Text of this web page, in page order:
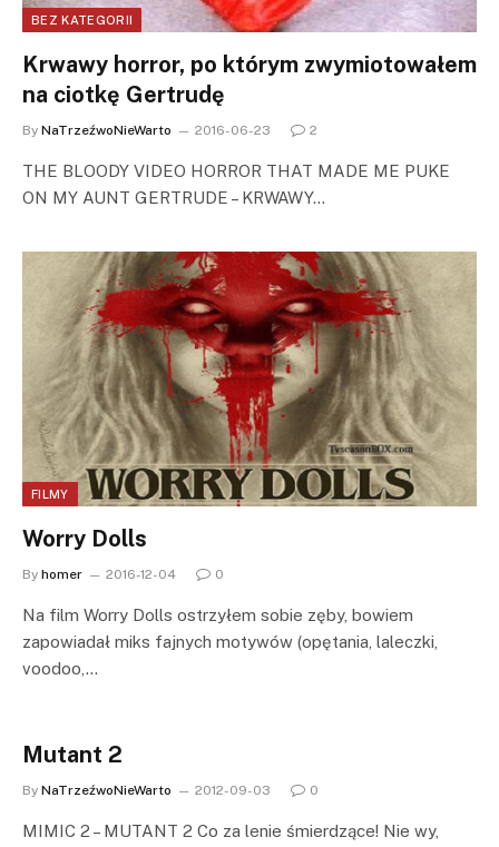
BEZ KATEGORII
Krwawy horror, po którym zwymiotowałem
na ciotkę Gertrudę
By NaTrzeźwoNieWarto 2016-06-23 2
THE BLOODY VIDEO HORROR THAT MADE ME PUKE
ON MY AUNT GERTRUDE – KRWAWY…
FILMY
Worry Dolls
By homer 2016-12-04 0
Na film Worry Dolls ostrzyłem sobie zęby, bowiem
zapowiadał miks fajnych motywów (opętania, laleczki,
voodoo,…
Mutant 2
By NaTrzeźwoNieWarto 2012-09-03 0
MIMIC 2 – MUTANT 2 Co za lenie śmierdzące! Nie wy,